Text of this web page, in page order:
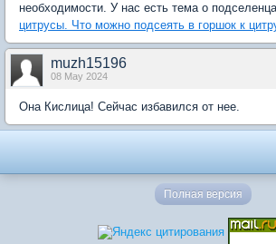
необходимости. У нас есть тема о
цитрусы. Что можно подсеять в горшок к
muzh15196
08 May 2024
Она Кислица! Сейчас избавился от нее.
Полная версия